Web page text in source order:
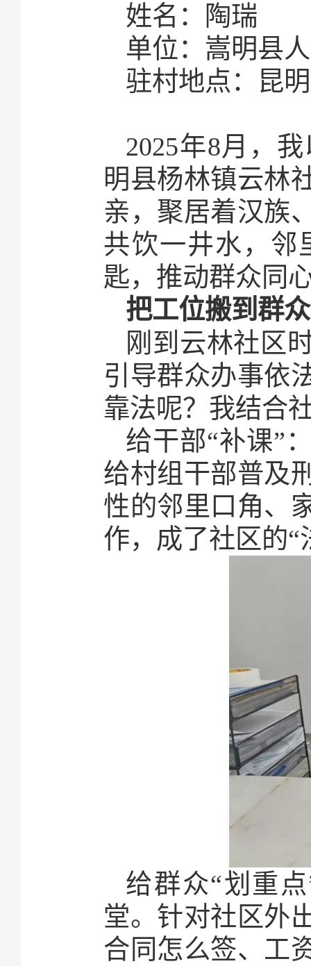
姓名：陶瑞
单位：嵩明县
驻村地点：昆
2025年8月，
明县杨林镇云林
亲，聚居着汉族
共饮一井水，邻
匙，推动群众同
把工位搬到群
刚到云林社区
引导群众办事依
靠法呢？我结合
给干部“补课”
给村组干部普及
性的邻里口角、
作，成了社区的“
给群众“划重
堂。针对社区外
合同怎么签、工